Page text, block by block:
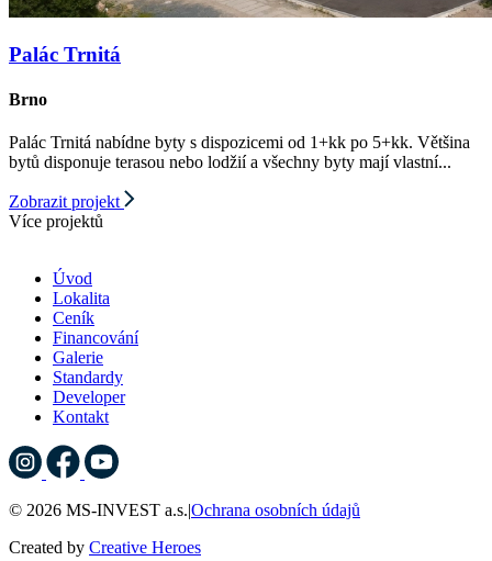
Palác Trnitá
Brno
Palác Trnitá nabídne byty s dispozicemi od 1+kk po 5+kk. Většina
bytů disponuje terasou nebo lodžií a všechny byty mají vlastní...
Zobrazit projekt
Více projektů
Úvod
Lokalita
Ceník
Financování
Galerie
Standardy
Developer
Kontakt
© 2026 MS-INVEST a.s.|Ochrana osobních údajů
Created by Creative Heroes